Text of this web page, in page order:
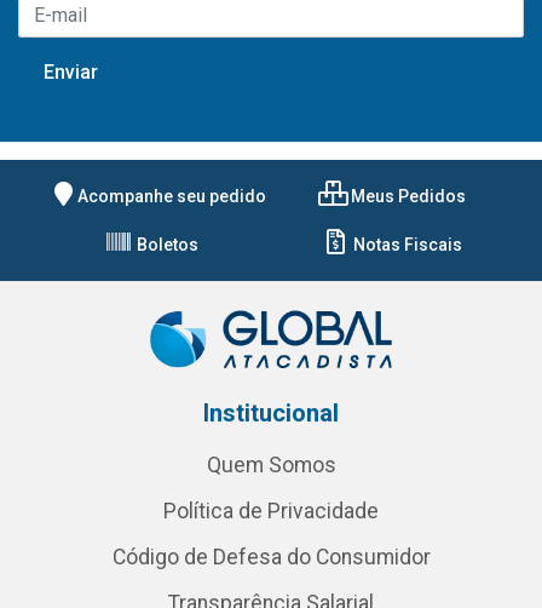
Acompanhe seu pedido Meus Pedidos
Boletos Notas Fiscais
Institucional
Quem Somos
Política de Privacidade
Código de Defesa do Consumidor